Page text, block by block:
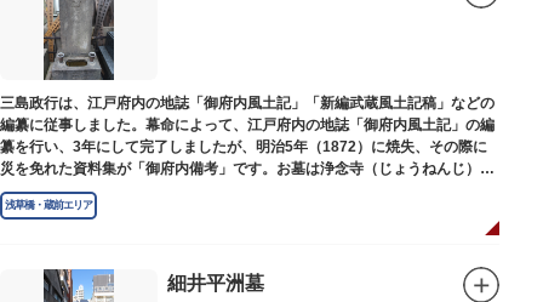
三島政行は、江戸府内の地誌「御府内風土記」「新編武蔵風土記稿」などの
編纂に従事しました。幕命によって、江戸府内の地誌「御府内風土記」の編
纂を行い、3年にして完了しましたが、明治5年（1872）に焼失、その際に
災を免れた資料集が「御府内備考」です。お墓は浄念寺（じょうねんじ）境
内にあります。
浅草橋・蔵前エリア
細井平洲墓